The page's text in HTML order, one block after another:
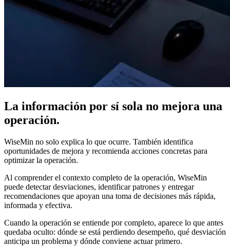
La información por sí sola no mejora una
operación.
WiseMin no solo explica lo que ocurre. También identifica
oportunidades de mejora y recomienda acciones concretas para
optimizar la operación.
Al comprender el contexto completo de la operación, WiseMin
puede detectar desviaciones, identificar patrones y entregar
recomendaciones que apoyan una toma de decisiones más rápida,
informada y efectiva.
Cuando la operación se entiende por completo, aparece lo que antes
quedaba oculto: dónde se está perdiendo desempeño, qué desviación
anticipa un problema y dónde conviene actuar primero.